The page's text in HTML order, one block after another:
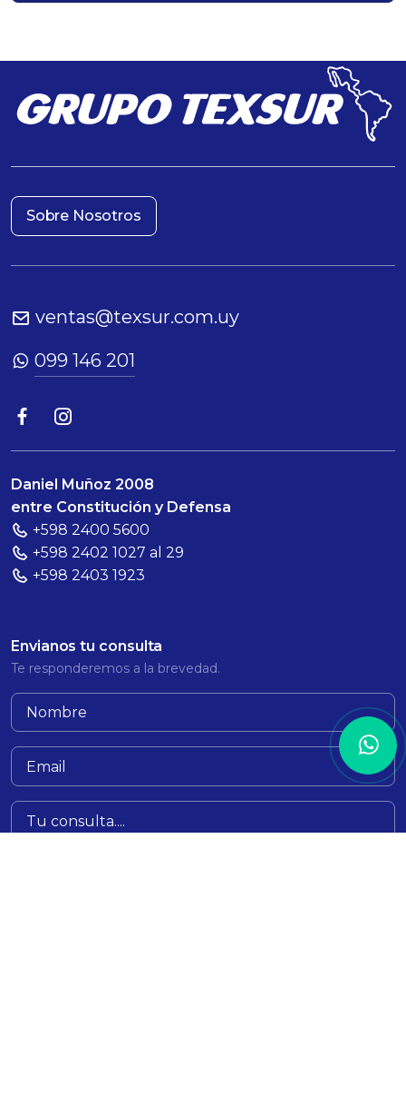
Sobre Nosotros
ventas@texsur.com.uy
099 146 201
Daniel Muñoz 2008
entre Constitución y Defensa
+598 2400 5600
+598 2402 1027 al 29
+598 2403 1923
Envianos tu consulta
Te responderemos a la brevedad.